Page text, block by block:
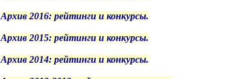
Архив 2016: рейтинги и конкурсы.
Архив 2015: рейтинги и конкурсы.
Архив 2014: рейтинги и конкурсы.